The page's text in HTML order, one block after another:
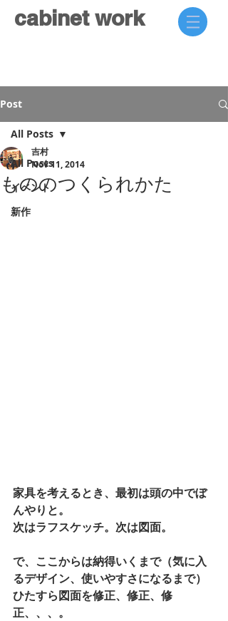
cabinet work
Post
All Posts
イベント
新作
All Posts
もののつくられかた
吉村
Nov 11, 2014
家具を考えるとき、最初は頭の中でぼ
んやりと。
次はラフスケッチ。次は図面。
で、ここからは納得いくまで（気に入
るデザイン、使いやすさになるまで）
ひたすら図面を修正、修正、修
正、、、。